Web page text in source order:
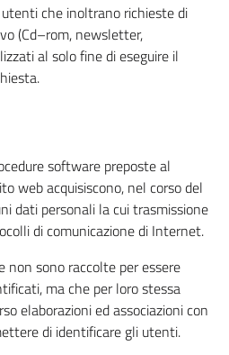
che inoltrano richieste di
(Cd–rom, newsletter,
al solo fine di eseguire il
software preposte al
web acquisiscono, nel corso del
dati personali la cui trasmissione
di comunicazione di Internet.
sono raccolte per essere
ma che per loro stessa
elaborazioni ed associazioni con
di identificare gli utenti.